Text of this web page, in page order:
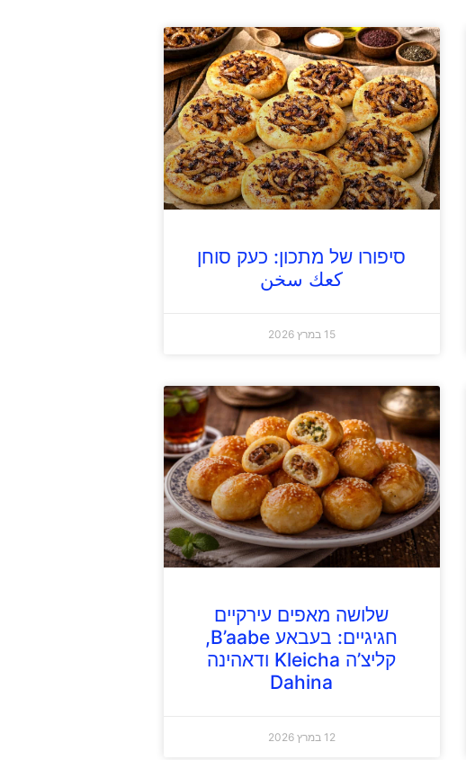
סיפורו של מתכון: כעק סוחן
كعك سخن
15 במרץ 2026
שלושה מאפים עירקיים
חגיגיים: בעבאע B’aabe,
קליצ’ה Kleicha ודאהינה
Dahina
12 במרץ 2026